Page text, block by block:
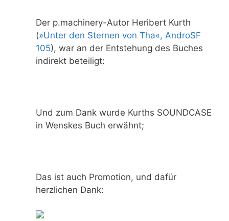
Der p.machinery-Autor Heribert Kurth
(»Unter den Sternen von Tha«, AndroSF
105), war an der Entstehung des Buches
indirekt beteiligt:
Und zum Dank wurde Kurths SOUNDCASE
in Wenskes Buch erwähnt;
Das ist auch Promotion, und dafür
herzlichen Dank: